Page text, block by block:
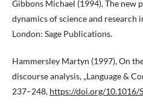
Gibbons Michael (1994), The new
dynamics of science and research
London: Sage Publications.
Hammersley Martyn (1997), On
discourse analysis, „Language &
237–248, https://doi.org/10.1016/